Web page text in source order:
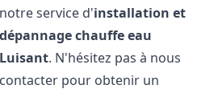
notre service d'installation et
dépannage chauffe eau
Luisant. N'hésitez pas à nous
contacter pour obtenir un